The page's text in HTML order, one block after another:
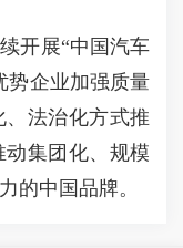
开展“中国汽车
势企业加强质量
法治化方式推
集团化、规模
的中国品牌。